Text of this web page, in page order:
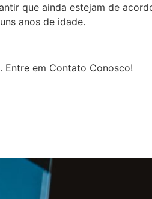
que ainda estejam de
anos de idade.
Entre em Contato Conosco!